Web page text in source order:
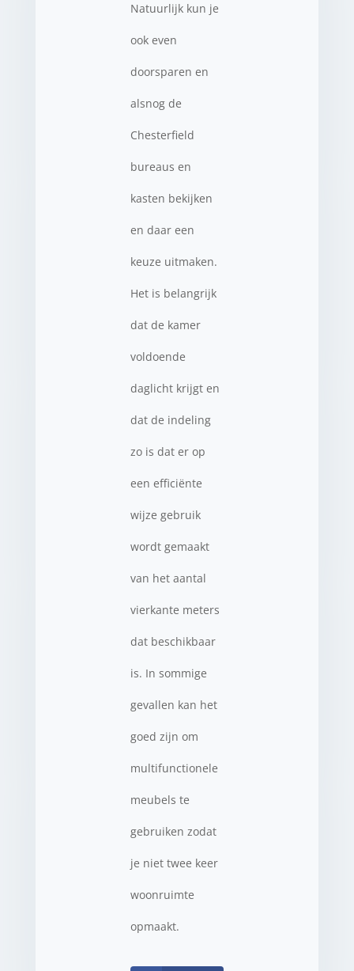
Natuurlijk kun je
ook even
doorsparen en
alsnog de
Chesterfield
bureaus en
kasten bekijken
en daar een
keuze uitmaken.
Het is belangrijk
dat de kamer
voldoende
daglicht krijgt en
dat de indeling
zo is dat er op
een efficiënte
wijze gebruik
wordt gemaakt
van het aantal
vierkante meters
dat beschikbaar
is. In sommige
gevallen kan het
goed zijn om
multifunctionele
meubels te
gebruiken zodat
je niet twee keer
woonruimte
opmaakt.